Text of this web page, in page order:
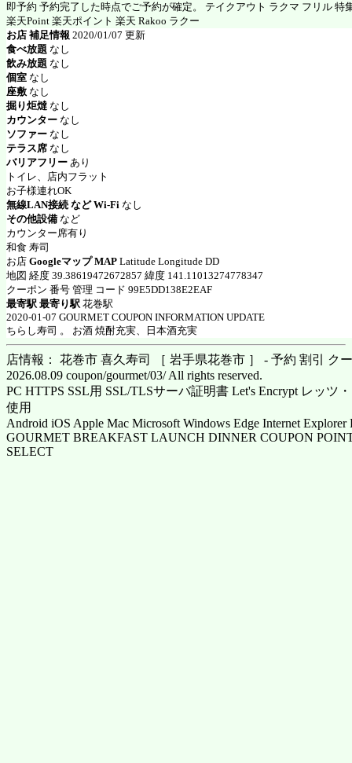
即予約 予約完了した時点でご予約が確定。 テイクアウト ラクマ フリル 特
楽天Point 楽天ポイント 楽天 Rakoo ラクー
お店 補足情報 2020/01/07 更新
食べ放題 なし
飲み放題 なし
個室 なし
座敷 なし
掘り炬燵 なし
カウンター なし
ソファー なし
テラス席 なし
バリアフリー あり
トイレ、店内フラット
お子様連れOK
無線LAN接続 など Wi-Fi なし
その他設備 など
カウンター席有り
和食 寿司
お店 Googleマップ MAP Latitude Longitude DD
地図 経度 39.38619472672857 緯度 141.11013274778347
クーポン 番号 管理 コード 99E5DD138E2EAF
最寄駅 最寄り駅 花巻駅
2020-01-07 GOURMET COUPON INFORMATION UPDATE
ちらし寿司 。 お酒 焼酎充実、日本酒充実
店情報： 花巻市 喜久寿司 ［ 岩手県花巻市 ］ - 予約 割引 ク
2026.08.09 coupon/gourmet/03/ All rights reserved.
PC HTTPS SSL用 SSL/TLSサーバ証明書 Let's Encrypt レッツ
使用
Android iOS Apple Mac Microsoft Windows Edge Internet Explorer
GOURMET BREAKFAST LAUNCH DINNER COUPON
SELECT